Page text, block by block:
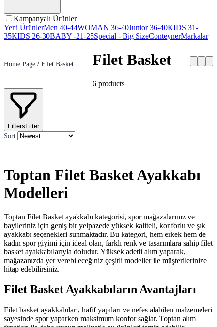
Kampanyalı Ürünler
Yeni ÜrünlerMen 40-44WOMAN 36-40Junior 36-40KIDS 31-
35KIDS 26-30BABY -21-25Special - Big SizeConteynerMarkalar
Home Page / Filet Basket Filet Basket
6 products
FiltersFilter
Sort:
Toptan Filet Basket Ayakkabı
Modelleri
Toptan Filet Basket ayakkabı kategorisi, spor mağazalarınız ve
bayileriniz için geniş bir yelpazede yüksek kaliteli, konforlu ve şık
ayakkabı seçenekleri sunmaktadır. Bu kategori, hem erkek hem de
kadın spor giyimi için ideal olan, farklı renk ve tasarımlara sahip filet
basket ayakkabılarıyla doludur. Yüksek adetli alım yaparak,
mağazanızda yer verebileceğiniz çeşitli modeller ile müşterilerinize
hitap edebilirsiniz.
Filet Basket Ayakkabıların Avantajları
Filet basket ayakkabıları, hafif yapıları ve nefes alabilen malzemeleri
sayesinde spor yaparken maksimum konfor sağlar. Toptan alım